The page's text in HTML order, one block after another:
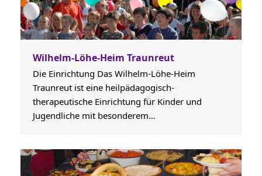
Wilhelm-Löhe-Heim Traunreut
Die Einrichtung Das Wilhelm-Löhe-Heim
Traunreut ist eine heilpädagogisch-
therapeutische Einrichtung für Kinder und
Jugendliche mit besonderem…